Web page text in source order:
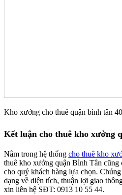
Kho xưởng cho thuê quận bình tân
Kết luận cho thuê kho xưởng
Nằm trong hệ thống cho thuê kho
thuê kho xưởng quận Bình Tân cũng
cho quý khách hàng lựa chọn.
dạng về diện tích, thuận lợi giao
xin liên hệ SĐT: 0913 10 55 44.